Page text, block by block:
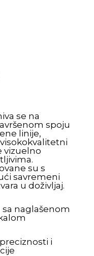
se na
spoju
linije,
vizuelno
su s
savremeni
u doživljaj.
naglašenom
i